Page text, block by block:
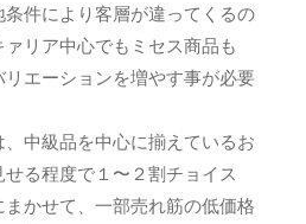
条件により客層が違ってくるの
リア中心でもミセス商品も
エーションを増やす事が必要
、中級品を中心に揃えているお
る程度で１〜２割チョイス
かせて、一部売れ筋の低価格